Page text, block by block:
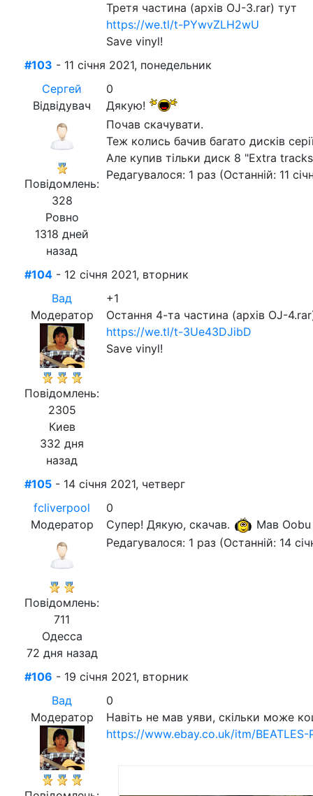
Третя частина (архів OJ-3.rar) тут
https://we.tl/t-PYwvZLH2wU
Save vinyl!
#103 - 11 січня 2021, понедельник
Сергей
Відвідувач
Повідомлень:
328
Ровно
1318 дней
назад
0
Дякую!
Почав скачувати.
Теж колись бачив багато дисків
Але купив тільки диск 8 "Extra
Редагувалося: 1 раз (Останній: 11
#104 - 12 січня 2021, вторник
Вад
Модератор
Повідомлень:
2305
Киев
332 дня
назад
+1
Остання 4-та частина (архів OJ-
https://we.tl/t-3Ue43DJibD
Save vinyl!
#105 - 14 січня 2021, четверг
fcliverpool
Модератор
Повідомлень:
711
Одесса
72 дня назад
0
Супер! Дякую, скачав.
Мав Oobu
Редагувалося: 1 раз (Останній: 14
#106 - 19 січня 2021, вторник
Вад
Модератор
0
Навіть не мав уяви, скільки може
https://www.ebay.co.uk/itm/